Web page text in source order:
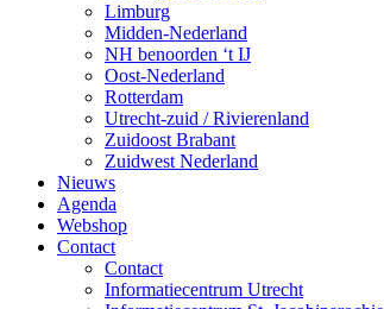
Limburg
Midden-Nederland
NH benoorden ‘t IJ
Oost-Nederland
Rotterdam
Utrecht-zuid / Rivierenland
Zuidoost Brabant
Zuidwest Nederland
Nieuws
Agenda
Webshop
Contact
Contact
Informatiecentrum Utrecht